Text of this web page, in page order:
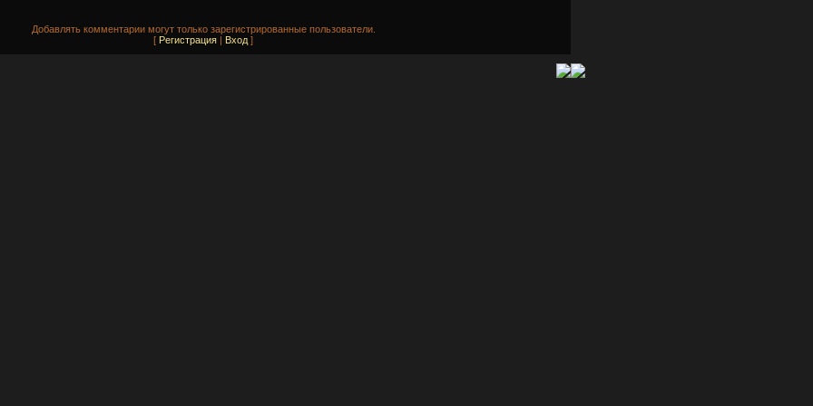
Добавлять комментарии могут только зарегистрированные пользователи.
[ Регистрация Вход ]